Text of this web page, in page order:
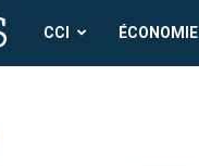
CCICCI ÉCONOMIE